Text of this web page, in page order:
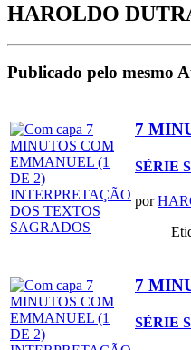
HAROLDO
Publicado pelo mesmo
7
SÉRIE
por
7
SÉRIE